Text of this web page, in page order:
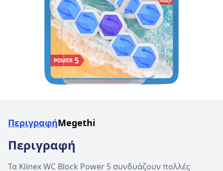
ΠεριγραφήMegethi
Περιγραφή
Τα Klinex WC Block Power 5 συνδυάζουν πολλές